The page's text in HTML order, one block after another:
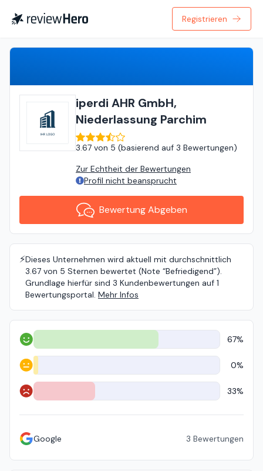
Registrieren
iperdi AHR GmbH,
Niederlassung Parchim
3.67 von 5 (basierend auf 3 Bewertungen)
Zur Echtheit der Bewertungen
Profil nicht beansprucht
Bewertung Abgeben
⚡️Dieses Unternehmen wird aktuell mit durchschnittlich
3.67 von 5 Sternen bewertet (Note “Befriedigend”).
Grundlage hierfür sind 3 Kundenbewertungen auf 1
Bewertungsportal. Mehr Infos
Positiv 67%
Neutral 0%
Negativ 33%
Google 3 Bewertungen